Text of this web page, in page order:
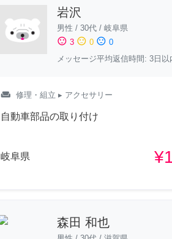
岩沢
男性 / 30代/ 岐阜県
sentiment_satisfied 3 sentiment_neutral 0 sentiment_dissatisfied 0
メッセージ平均返信時間: 3日以
weekend 修理・組立 ▸ アクセサリー
自動車部品の取り付け
岐阜県
森田 和也